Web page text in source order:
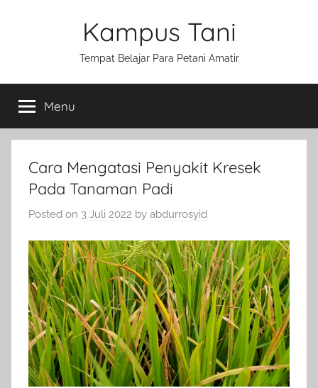
Kampus Tani
Tempat Belajar Para Petani Amatir
Menu
Cara Mengatasi Penyakit Kresek
Pada Tanaman Padi
Posted on 3 Juli 2022 by abdurrosyid